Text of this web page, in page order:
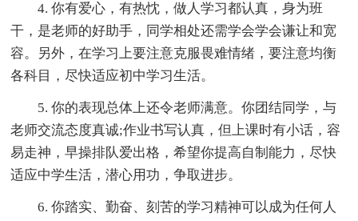
4. 你有爱心，有热忱，做人学习都认真，身为班
干，是老师的好助手，同学相处还需学会学会谦让和宽
容。另外，在学习上要注意克服畏难情绪，要注意均衡
各科目，尽快适应初中学习生活。
5. 你的表现总体上还令老师满意。你团结同学，与
老师交流态度真诚;作业书写认真，但上课时有小话，容
易走神，早操排队爱出格，希望你提高自制能力，尽快
适应中学生活，潜心用功，争取进步。
6. 你踏实、勤奋、刻苦的学习精神可以成为任何人